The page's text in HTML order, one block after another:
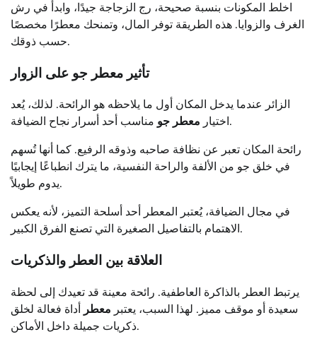
اخلط المكونات بنسبة صحيحة، رج الزجاجة جيدًا، وابدأ في رش
الغرف والزوايا. هذه الطريقة توفر المال، وتمنحك معطرًا مخصصًا
حسب ذوقك.
تأثير معطر جو على الزوار
الزائر عندما يدخل المكان أول ما يلاحظه هو الرائحة. لذلك، يُعد
اختيار معطر جو
مناسب أحد أسرار نجاح الضيافة.
رائحة المكان تعبر عن نظافة صاحبه وذوقه الرفيع. كما أنها تُسهم
في خلق جو من الألفة والراحة النفسية، ما يترك انطباعًا إيجابيًا
يدوم طويلاً.
في مجال الضيافة، يُعتبر المعطر أحد أسلحة التميز، لأنه يعكس
الاهتمام بالتفاصيل الصغيرة التي تصنع الفرق الكبير.
العلاقة بين العطر والذكريات
يرتبط العطر بالذاكرة العاطفية. رائحة معينة قد تعيدك إلى لحظة
سعيدة أو موقف مميز. لهذا السبب، يعتبر معطر أداة فعالة لخلق
ذكريات جميلة داخل الأماكن.